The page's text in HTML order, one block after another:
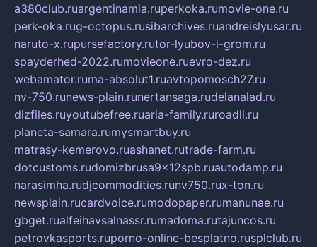
a380club.ruargentinamia.ruperkoka.rumovie-one.ru
perk-oka.rug-octopus.rusibarchives.ruandreislyusar.ru
naruto-x.rupursefactory.rutor-lyubov-i-grom.ru
spayderhed-2022.rumovieone.ruevro-dez.ru
webamator.ruma-absolut1.ruavtopomosch27.ru
nv-750.runews-plain.runertansaga.rudelanalad.ru
dizfiles.ruyoutubefree.ruaria-family.ruroadli.ru
planeta-samara.rumysmartbuy.ru
matrasy-kemerovo.ruashanet.rutrade-farm.ru
dotcustoms.rudomizbrusa9x12spb.ruautodamp.ru
narasimha.rudjcommodities.runv750.rux-ton.ru
newsplain.rucardvoice.rumodopaper.rumanunae.ru
gbget.rualfeihavsalnassr.rumadoma.rutajuncos.ru
petrovkasports.ruporno-online-besplatno.rusplclub.ru